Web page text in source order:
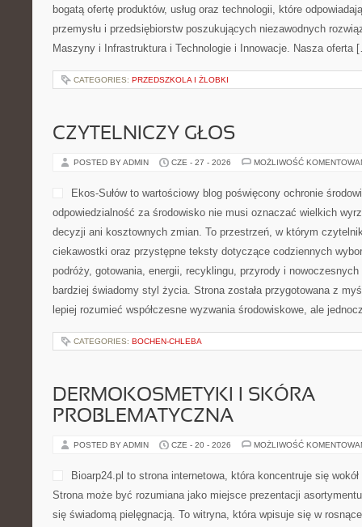
bogatą ofertę produktów, usług oraz technologii, które
przemysłu i przedsiębiorstw poszukujących niezawodnych
Maszyny i Infrastruktura i Technologie i Innowacje. Nasza oferta
CATEGORIES: PRZEDSZKOLA I ŻLOBKI
CZYTELNICZY GŁOS
POSTED BY ADMIN CZE - 27 - 2026 MOŻLIWOŚĆ
Ekos-Sułów to wartościowy blog poświęcony ochronie
odpowiedzialność za środowisko nie musi oznaczać wielkich
decyzji ani kosztownych zmian. To przestrzeń, w którym
ciekawostki oraz przystępne teksty dotyczące codziennych
podróży, gotowania, energii, recyklingu, przyrody i
bardziej świadomy styl życia. Strona została przygotowana z
lepiej rozumieć współczesne wyzwania środowiskowe, ale
CATEGORIES: BOCHEN-CHLEBA
DERMOKOSMETYKI I SKÓRA
PROBLEMATYCZNA
POSTED BY ADMIN CZE - 20 - 2026 MOŻLIWOŚĆ
Bioarp24.pl to strona internetowa, która koncentruje się
Strona może być rozumiana jako miejsce prezentacji
się świadomą pielęgnacją. To witryna, która wpisuje się w